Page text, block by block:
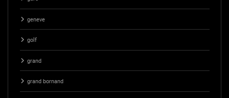
geneve
golf
grand
grand bornand